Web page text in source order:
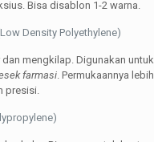
Bisa disablon 1-2 warna.
Density Polyethylene)
dan mengkilap. Digunakan
farmasi. Permukaannya
presisi.